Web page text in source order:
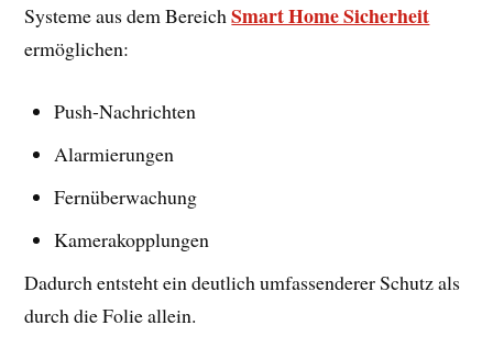
Systeme aus dem BereichSmart Home Sicherheit
ermöglichen:
Push-Nachrichten
Alarmierungen
Fernüberwachung
Kamerakopplungen
Dadurch entsteht ein deutlich umfassenderer Schutz als
durch die Folie allein.